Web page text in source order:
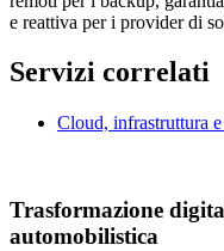
e reattiva per i provider di
Servizi correlati
Cloud, infrastruttura e
Trasformazione
automobilistica